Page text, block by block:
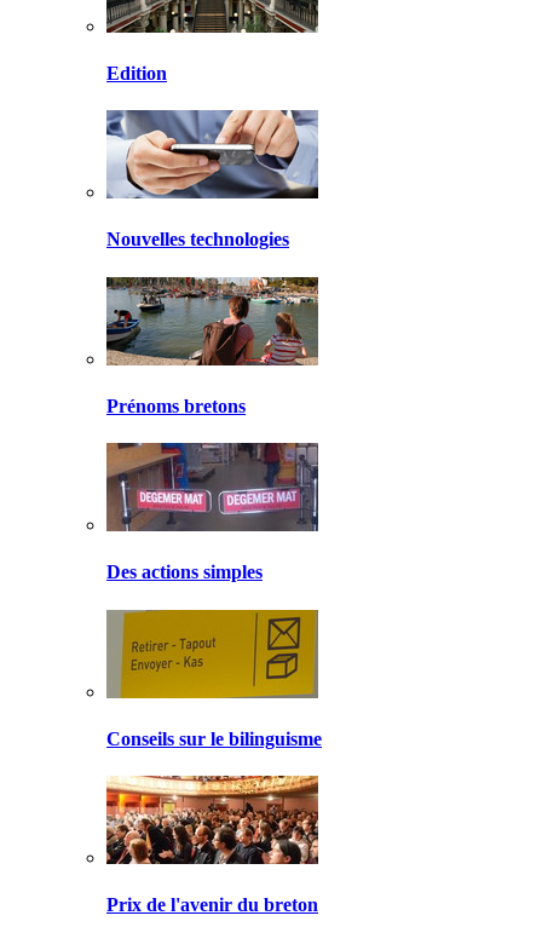
Edition
Nouvelles technologies
Prénoms bretons
Des actions simples
Conseils sur le bilinguisme
Prix de l'avenir du breton